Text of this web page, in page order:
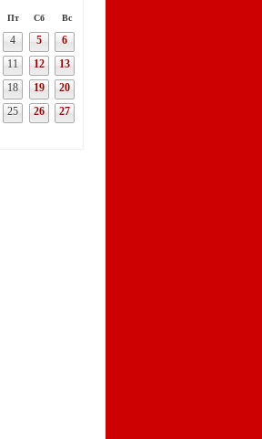
Пт Сб Вс
4 5
6
11 12
13
18 19
20
25 26
27